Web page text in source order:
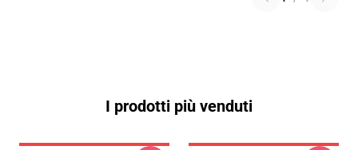
I prodotti più venduti